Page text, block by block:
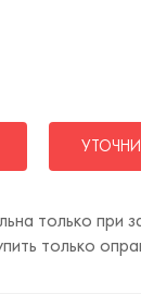
только при
только